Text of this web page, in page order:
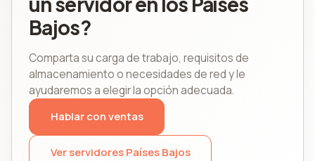
Bajos?
Comparta su carga de trabajo, requisitos de
almacenamiento o necesidades de red y le
ayudaremos a elegir la opción adecuada.
Hablar con ventas
Ver servidores Países Bajos